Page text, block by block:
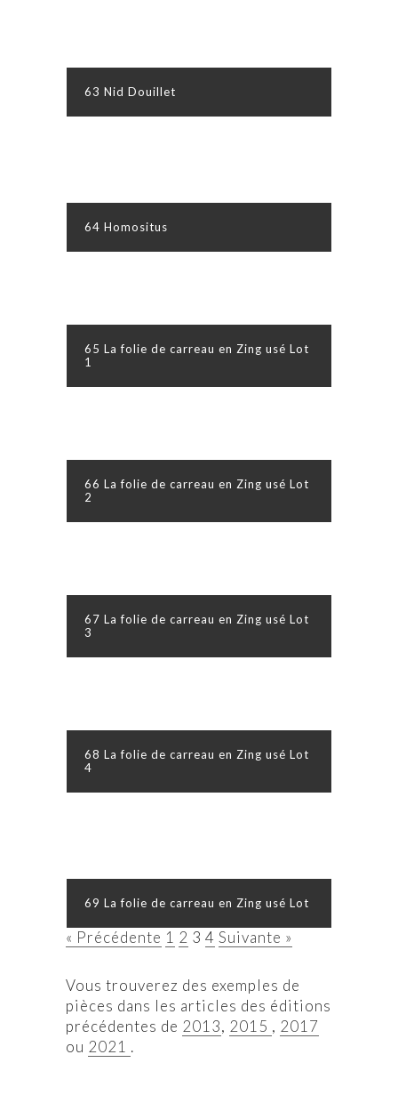
63 Nid Douillet
64 Homositus
65 La folie de carreau en Zing usé Lot
1
66 La folie de carreau en Zing usé Lot
2
67 La folie de carreau en Zing usé Lot
3
68 La folie de carreau en Zing usé Lot
4
69 La folie de carreau en Zing usé Lot
« Précédente 1 2 3 4 Suivante »
Vous trouverez des exemples de
pièces dans les articles des éditions
précédentes de 2013, 2015 , 2017
ou 2021 .